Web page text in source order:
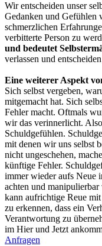
Wir entscheiden unser
Gedanken und Gefühlen
schmerzlichen
verbitterte Person zu
und bedeutet
verlassen und
Eine weiterer Aspekt
Sich selbst vergeben,
mitgemacht hat. Sich
Fehler macht. Oftmals
wir das verinnerlicht.
Schuldgefühlen.
mit denen wir uns selbst
nicht ungeschehen,
künftige Fehler.
immer wieder aufs Neue
achten und
kann aufrichtige Reue
zu erkennen, dass ein
Verantwortung zu
im Hier und Jetzt
Anfragen